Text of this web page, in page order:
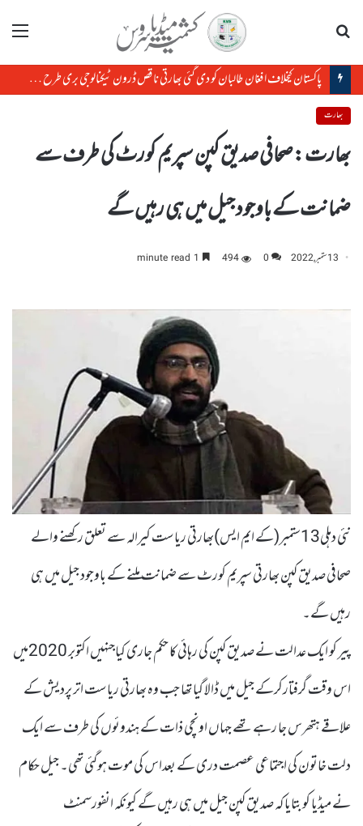
مینو
پاکستان کیخلاف افغان طالبان کو دی گئی بھارتی ناقص ڈرون ٹیکنالوجی بری طرح ناکام ا
بھارت
بھارت :صحافی صدیق کپن سپریم کورٹ کی طرف سے
ضمانت کے باوجود جیل میں ہی رہیں گے
13 ستمبر, 2022 0
494
نئی دہلی13ستمبر(کے ایم ایس)بھارتی ریاست کیرالہ سے تعلق رکھنے والے
صحافی صدیق کپن بھارتی سپریم کورٹ سے ضمانت ملنے کے باوجود جیل میں ہی
رہیں گے۔
پیر کو ایک عدالت نے صدیق کپن کی رہائی کا حکم جاری کیاجنہیں اکتوبر 2020میں
اس وقت گرفتارکرکے جیل میں ڈالا گیا تھا جب وہ بھارتی ریاست اتر پردیش کے
علاقے ہتھرس جا رہے تھے جہاں اونچی ذات کے ہندوئوں کی طرف سے ایک
دلت خاتون کی اجتماعی عصمت دری کے بعداس کی موت ہوگئی تھی۔ جیل حکام
نے میڈیا کو بتایا کہ صدیق کپن جیل میں ہی رہیں گے کیونکہ انفورسمنٹ